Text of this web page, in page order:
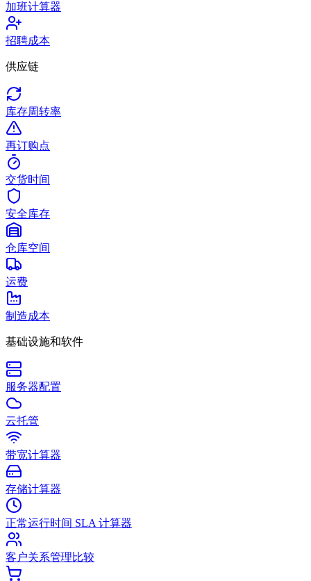
加班计算器
招聘成本
供应链
库存周转率
再订购点
交货时间
安全库存
仓库空间
运费
制造成本
基础设施和软件
服务器配置
云托管
带宽计算器
存储计算器
正常运行时间 SLA 计算器
客户关系管理比较